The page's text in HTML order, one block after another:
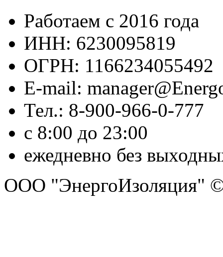
Работаем с 2016 года
ИНН: 6230095819
ОГРН: 1166234055492
E-mail:
Тел.: 8-900-966-0-777
с 8:00 до 23:00
ежедневно без
ООО "ЭнергоИзоляция"